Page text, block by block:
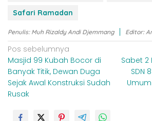
Safari Ramadan
Penulis: Muh Rizaldy Andi Djemmang Editor:
N
a
v
i
Pos sebelumnya
Masjid 99 Kubah Bocor di
Banyak Titik, Dewan Duga
Sejak Awal Konstruksi Sudah
Rusak
Sabet 2
SDN